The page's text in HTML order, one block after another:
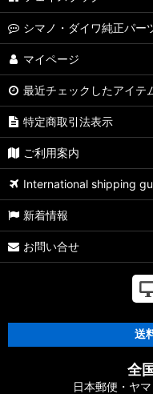
シマノ・ダイワ純正パー
マイページ
最近チェックしたアイテ
特定商取引法表示
ご利用案内
International shipping
新着情報
お問い合せ
送
全
日本郵便・ヤ